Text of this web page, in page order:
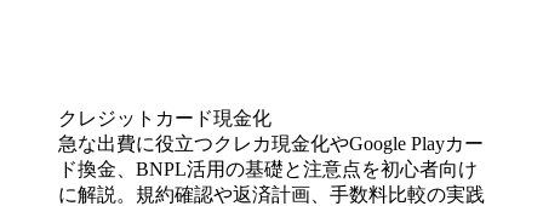
クレジットカード現金化
急な出費に役立つクレカ現金化やGoogle Playカー
ド換金、BNPL活用の基礎と注意点を初心者向け
に解説。規約確認や返済計画、手数料比較の実践